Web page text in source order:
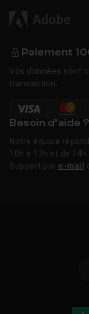
Paiement
Vos données sont
transaction.
Besoin d’aide ?
Notre équipe
10h à 12h et de 14h
Support par e-mail